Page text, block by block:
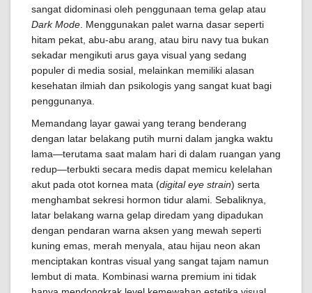
sangat didominasi oleh penggunaan tema gelap atau
Dark Mode . Menggunakan palet warna dasar seperti
hitam pekat, abu-abu arang, atau biru navy tua bukan
sekadar mengikuti arus gaya visual yang sedang
populer di media sosial, melainkan memiliki alasan
kesehatan ilmiah dan psikologis yang sangat kuat bagi
penggunanya.
Memandang layar gawai yang terang benderang
dengan latar belakang putih murni dalam jangka waktu
lama—terutama saat malam hari di dalam ruangan yang
redup—terbukti secara medis dapat memicu kelelahan
akut pada otot kornea mata (digital eye strain) serta
menghambat sekresi hormon tidur alami. Sebaliknya,
latar belakang warna gelap diredam yang dipadukan
dengan pendaran warna aksen yang mewah seperti
kuning emas, merah menyala, atau hijau neon akan
menciptakan kontras visual yang sangat tajam namun
lembut di mata. Kombinasi warna premium ini tidak